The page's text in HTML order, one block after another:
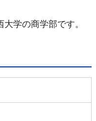
学の商学部です。